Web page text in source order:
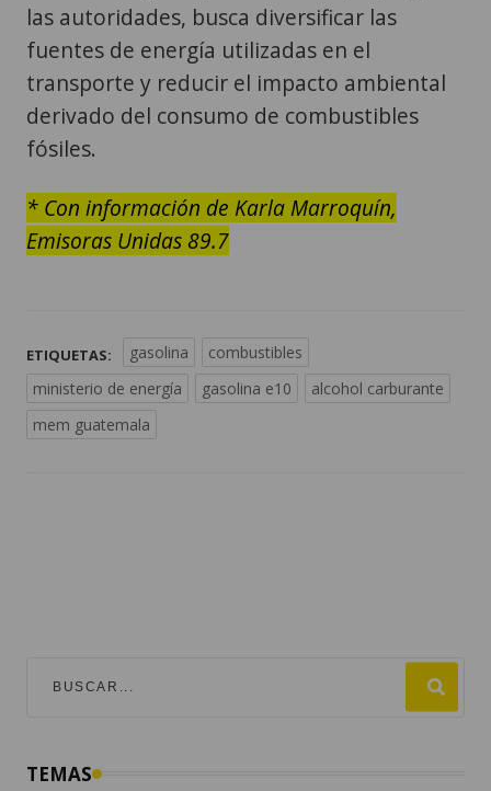
las autoridades, busca diversificar las
fuentes de energía utilizadas en el
transporte y reducir el impacto ambiental
derivado del consumo de combustibles
fósiles.
* Con información de Karla Marroquín,
Emisoras Unidas 89.7
ETIQUETAS: gasolina
combustibles
ministerio de energía
gasolina e10
alcohol carburante
mem guatemala
mundial 2026